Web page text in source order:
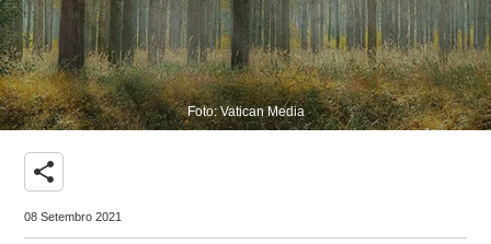
Foto: Vatican Media
share
08 Setembro 2021